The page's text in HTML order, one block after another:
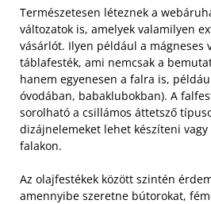
Természetesen léteznek a
változatok is, amelyek valamilyen
vásárlót. Ilyen például a mágneses
táblafesték, ami nemcsak a
hanem egyenesen a falra is,
óvodában, babaklubokban). A
sorolható a csillámos áttetsző
dizájnelemeket lehet készíteni
falakon.
Az olajfestékek között szintén
amennyibe szeretne bútorokat,